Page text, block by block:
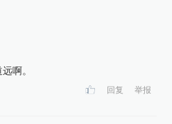
啊。
回复 举报